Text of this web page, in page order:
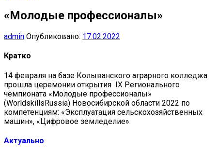
«Молодые профессионалы»
admin Опубликовано: 17.02.2022
Кратко
14 февраля на базе Колыванского аграрного колледжа
прошла церемонии открытия IX Регионального
чемпионата «Молодые профессионалы»
(WorldskillsRussia) Новосибирской области 2022 по
компетенциям: «Эксплуатация сельскохозяйственных
машин», «Цифровое земледелие».
Актуально